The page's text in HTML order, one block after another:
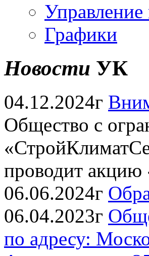
Графики
Новости УК
04.12.2024г
Общество с
проводит акцию
06.06.2024г
06.04.2023г
по адресу: